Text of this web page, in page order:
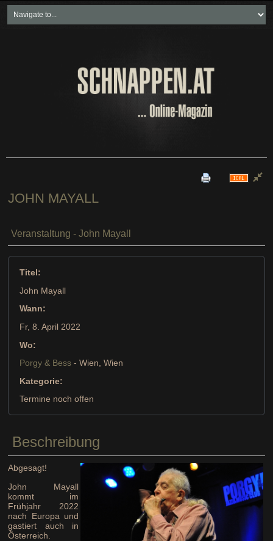
Neueste Beiträge
Soziales & Projekte
JOHN MAYALL
Veranstaltung - John Mayall
Titel:
John Mayall
Wann:
Fr, 8. April 2022
Wo:
Porgy & Bess- Wien, Wien
Kategorie:
Termine noch offen
Beschreibung
Abgesagt!
John Mayall
kommt im
Frühjahr 2022
nach Europa und
gastiert auch in
Österreich.